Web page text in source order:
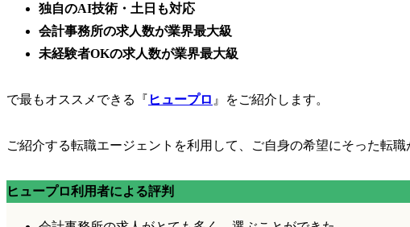
独自のAI技術・土日も対応
会計事務所の求人数が業界最大級
未経験者OKの求人数が業界最大級
で最もオススメできる『 ヒュープロ 』をご紹介します。
ご紹介する転職エージェントを利用して、ご自身の希望にそった転職
ヒュープロ利用者による評判